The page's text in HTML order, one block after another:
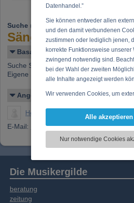
Datenhandel.”
Sie können entweder allen
und den damit verbundenen
zustimmen oder lediglich jenen,
korrekte Funktionsweise unserer
zwingend notwendig sind.
bei der Wahl der zweiten
alle Inhalte angezeigt werden
Wir verwenden Cookies, um
Funktionen für soziale Medien
zu analysieren. Dabei werden
Informationen zu Ihrer
soziale Medien, Werbung und
weitergegeben. Unsere Partner
Alle akzeptieren
Nur notwendige Cookies
Suche (03.08.2012):
Sängerin gesucht
Basar-Details
Suche Sängerin ev. mit Gitarre für Live
Eigene Songs. Hörproben vorhanden.
Angelegt von
Heible, Jörg
E-Mail:
music@joergheible.com
Die Musikergilde
beratung
zeitung